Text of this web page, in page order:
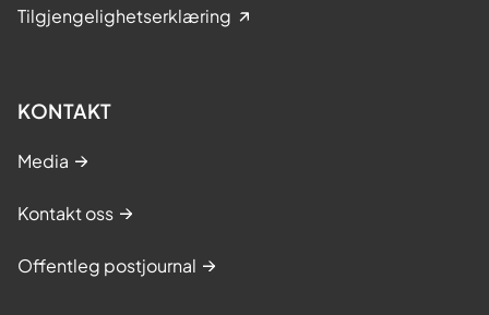
Tilgjengelighetserklæring
KONTAKT
Media
Kontakt oss
Offentleg postjournal